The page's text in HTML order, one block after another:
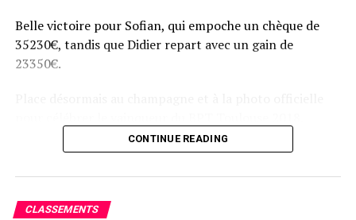
Belle victoire pour Sofian, qui empoche un chèque de
35230€, tandis que Didier repart avec un gain de
23350€.
CONTINUE READING
CLASSEMENTS